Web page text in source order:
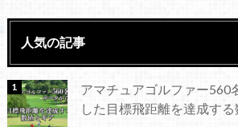
人気の記事
アマチュアゴルファー560
した目標飛距離を達成す